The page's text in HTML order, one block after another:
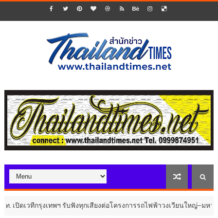
รุงเทพฯ รับฟังทุกเสียงต่อโครงการรถไฟฟ้าวงเวียนใหญ่–มหาชัย ก่อนสรุ